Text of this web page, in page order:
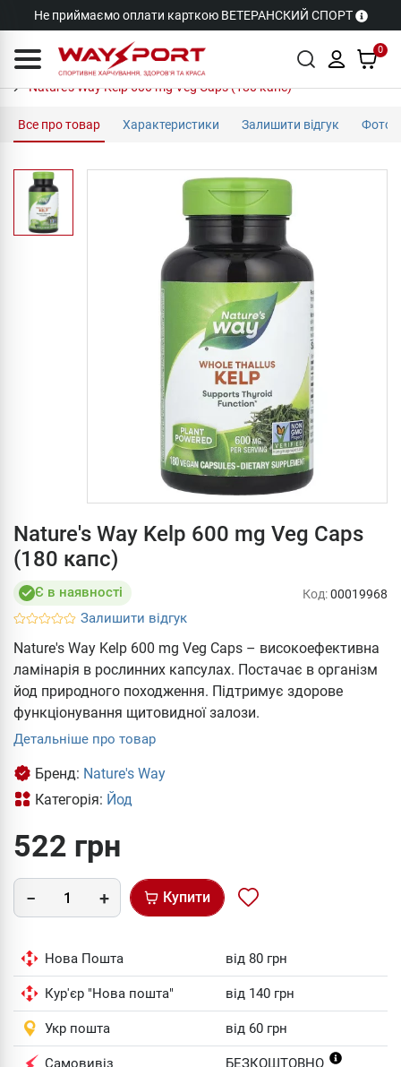
Не приймаємо оплати карткою ВЕТЕРАНСКИЙ СПОРТ
0
Nature's Way Kelp 600 mg Veg Caps (180 капс)
Все про товар Характеристики Залишити відгук Фото
Nature's Way Kelp 600 mg Veg Caps
(180 капс)
Є в наявності
Залишити відгук
Код:00019968
Nature's Way Kelp 600 mg Veg Caps – високоефективна
ламінарія в рослинних капсулах. Постачає в організм
йод природного походження. Підтримує здорове
функціонування щитовидної залози.
Детальніше про товар
Бренд: Nature's Way
Категорія: Йод
522 грн
Купити
Нова Пошта від 80 грн
Кур'єр "Нова пошта" від 140 грн
Укр пошта від 60 грн
Самовивіз БЕЗКОШТОВНО